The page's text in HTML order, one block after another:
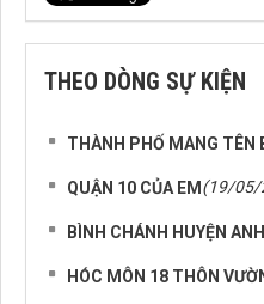
THEO DÒNG SỰ KIỆN
THÀNH PHỐ MANG TÊN
QUẬN 10 CỦA EM (19/05/
BÌNH CHÁNH HUYỆN
HÓC MÔN 18 THÔN